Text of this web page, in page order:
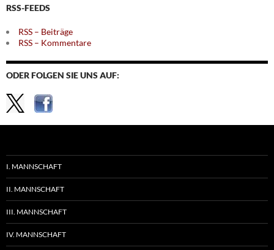
RSS-FEEDS
RSS – Beiträge
RSS – Kommentare
ODER FOLGEN SIE UNS AUF:
I. MANNSCHAFT
II. MANNSCHAFT
III. MANNSCHAFT
IV. MANNSCHAFT